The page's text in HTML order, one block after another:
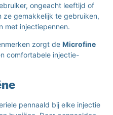
ongeacht leeftijd of
ze gemakkelijk te gebruiken,
met injectiepennen.
zorgt de Microfine
comfortabele injectie-
pennaald bij elke injectie